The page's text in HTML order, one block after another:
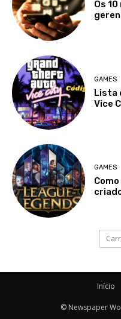
Os
GAMES
Lista
Vice
GAMES
Início
© Newspaper